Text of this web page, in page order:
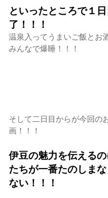
といったところで１
了！！！
温泉入ってうまいご飯とお
みんなで爆睡！！！
そして二日目からが今回の
画！！！
伊豆の魅力を伝える
たちが一番たのしま
ない！！！